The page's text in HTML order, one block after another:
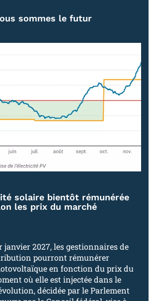
sommes le futur
solaire bientôt rémunérée
les prix du marché
janvier 2027, les gestionnaires de
pourront rémunérer
en fonction du prix du
où elle est injectée dans le
décidée par le Parlement